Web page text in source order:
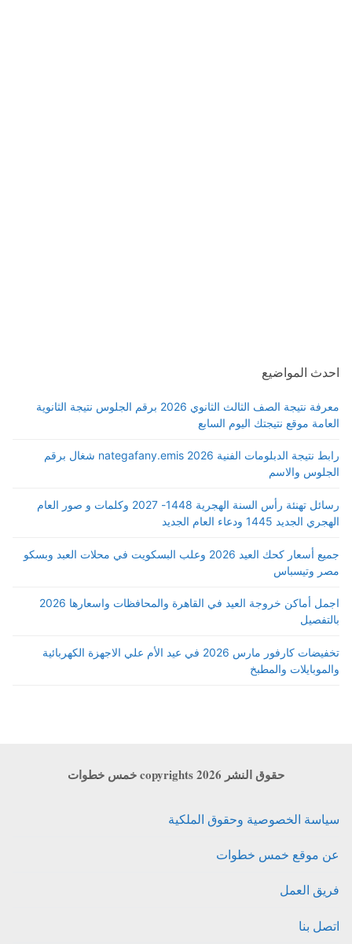
احدث المواضيع
معرفة نتيجة الصف الثالث الثانوي 2026 برقم الجلوس نتيجة الثانوية
العامة موقع نتيجتك اليوم السابع
رابط نتيجة الدبلومات الفنية 2026 nategafany.emis شغال برقم
الجلوس والاسم
رسائل تهنئة رأس السنة الهجرية 1448- 2027 وكلمات و صور العام
الهجري الجديد 1445 ودعاء العام الجديد
جميع أسعار كحك العيد 2026 وعلب البسكويت في محلات العبد وبسكو
مصر وتيسباس
اجمل أماكن خروجة العيد في القاهرة والمحافظات واسعارها 2026
بالتفصيل
تخفيضات كارفور مارس 2026 في عيد الأم علي الاجهزة الكهربائية
والموبايلات والمطبخ
حقوق النشر copyrights 2026 خمس خطوات
سياسة الخصوصية وحقوق الملكية
عن موقع خمس خطوات
فريق العمل
اتصل بنا